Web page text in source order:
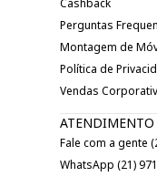
Cashback
Perguntas
Montagem de
Política de
Vendas
Fale com a gente
WhatsApp (21)